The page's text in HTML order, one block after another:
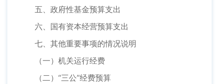
五、政府性基金预算支出
六、国有资本经营预算支出
七、其他重要事项的情况说明
（一）机关运行经费
（二）“三公”经费预算